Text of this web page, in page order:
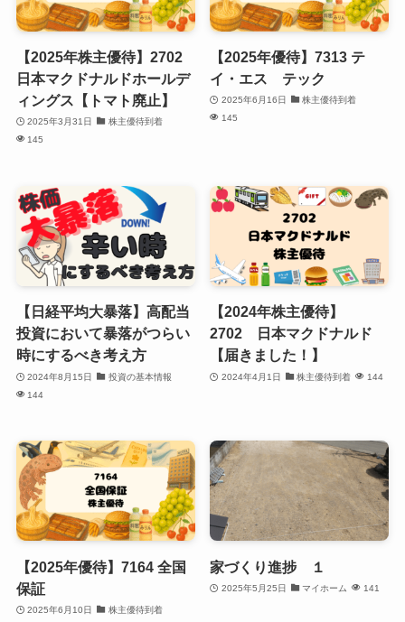
【2025年株主優待】2702
日本マクドナルドホールデ
ィングス【トマト廃止】
2025年3月31日
株主優待到着
145
【2025年優待】7313 テ
イ・エス テック
2025年6月16日
株主優待到着
145
【日経平均大暴落】高配当
投資において暴落がつらい
時にするべき考え方
2024年8月15日
投資の基本情報
144
【2024年株主優待】
2702 日本マクドナルド
【届きました！】
2024年4月1日 株主優待到着 144
【2025年優待】7164 全国
保証
2025年6月10日
株主優待到着
家づくり進捗 １
2025年5月25日 マイホーム 141